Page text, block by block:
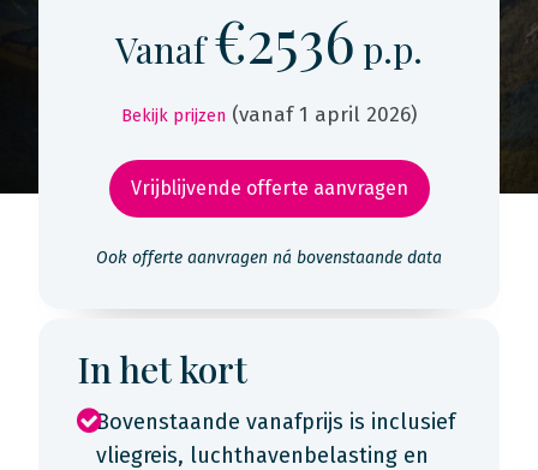
Vanaf€2536 p.p.
Bekijk prijzen (vanaf 1 april 2026)
Vrijblijvende offerte aanvragen
Ook offerte aanvragen ná bovenstaande data
In het kort
Bovenstaande vanafprijs is inclusief
vliegreis, luchthavenbelasting en